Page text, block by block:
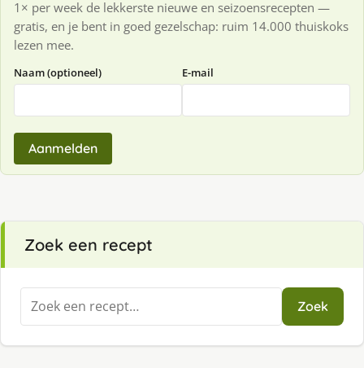
1× per week de lekkerste nieuwe en seizoensrecepten —
gratis, en je bent in goed gezelschap: ruim 14.000 thuiskoks
lezen mee.
Naam (optioneel) E-mail
Aanmelden
Zoek een recept
Zoeken
naar:
Zoek